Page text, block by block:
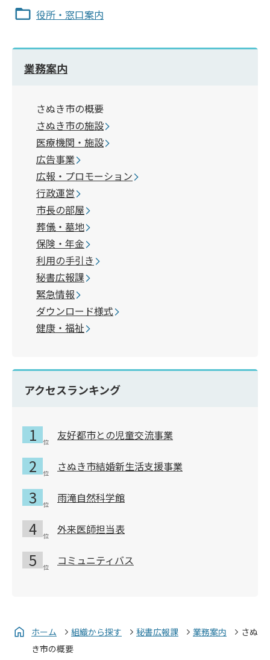
役所・窓口案内
業務案内
さぬき市の概要
さぬき市の施設
医療機関・施設
広告事業
広報・プロモーション
行政運営
市長の部屋
葬儀・墓地
保険・年金
利用の手引き
秘書広報課
緊急情報
ダウンロード様式
健康・福祉
アクセスランキング
友好都市との児童交流事業
さぬき市結婚新生活支援事業
雨滝自然科学館
外来医師担当表
コミュニティバス
ホーム 組織から探す 秘書広報課 業務案内
さぬ
き市の概要